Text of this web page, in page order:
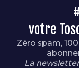
votre
Zéro spam,
La